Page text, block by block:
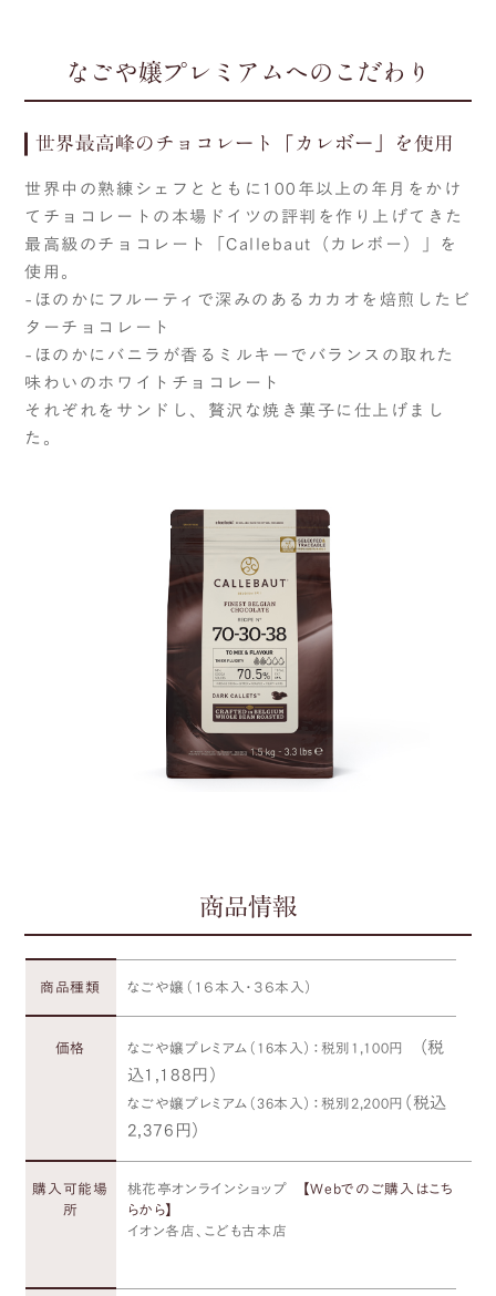
なごや嬢プレミアムへのこだわり
世界最高峰のチョコレート「カレボー」を使用
世界中の熟練シェフとともに100年以上の年月をかけ
てチョコレートの本場ドイツの評判を作り上げてきた
最高級のチョコレート「Callebaut（カレボー）」を
使用。
-ほのかにフルーティで深みのあるカカオを焙煎したビ
ターチョコレート
-ほのかにバニラが香るミルキーでバランスの取れた
味わいのホワイトチョコレート
それぞれをサンドし、贅沢な焼き菓子に仕上げまし
た。
商品情報
商品種類 なごや嬢（１６本入・３６本入）
価格 なごや嬢プレミアム（16本入）：税別1,100円
（税
込1,188円）
なごや嬢プレミアム（36本入）：税別2,200円 （税込
2,376円）
購入可能場
所
桃花亭オンラインショップ
【Webでのご購入はこち
らから】
イオン各店、こども古本店